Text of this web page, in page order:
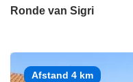
Ronde van Sigri
Afstand 4 km